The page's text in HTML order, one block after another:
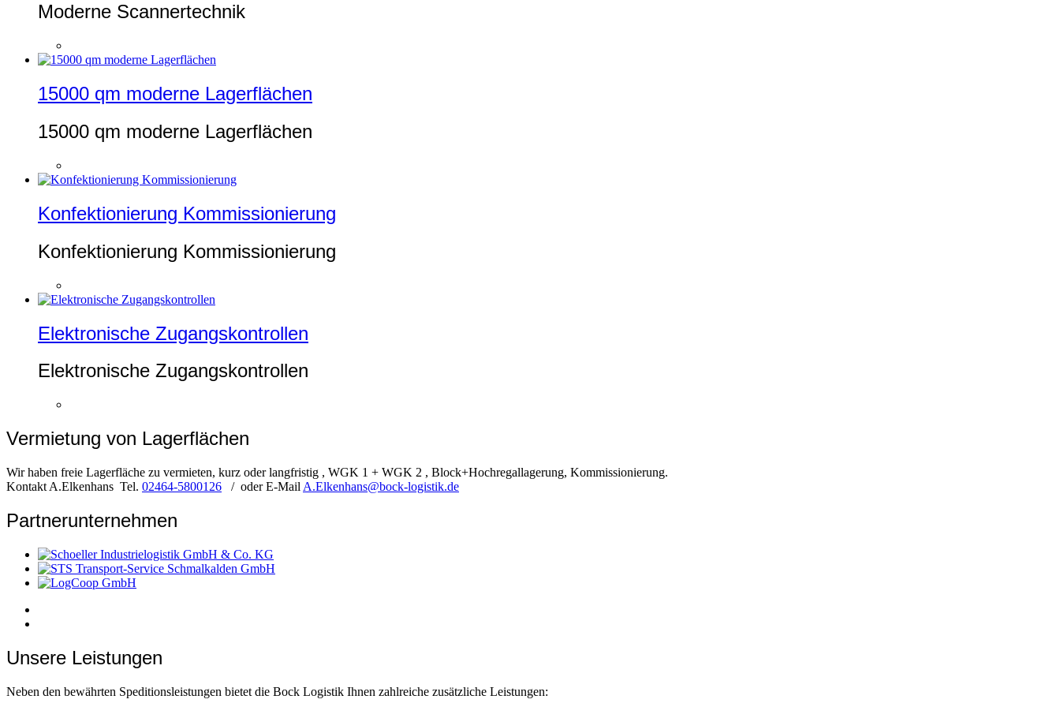
Moderne Scannertechnik
15000 qm moderne Lagerflächen
15000 qm moderne Lagerflächen
Konfektionierung Kommissionierung
Konfektionierung Kommissionierung
Elektronische Zugangskontrollen
Elektronische Zugangskontrollen
Vermietung von Lagerflächen
Wir haben freie Lagerfläche zu vermieten, kurz oder langfristig , WGK 1 + WGK 2 , Block+Hochregallagerung, Kommissionierung.
Kontakt A.Elkenhans Tel. 02464-5800126 / oder E-Mail A.Elkenhans@bock-logistik.de
Partnerunternehmen
Unsere Leistungen
Neben den bewährten Speditionsleistungen bietet die Bock Logistik Ihnen zahlreiche zusätzliche Leistungen: